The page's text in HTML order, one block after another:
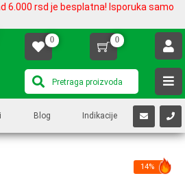
6.000 rsd je besplatna! Isporuka samo
0 0
Blog Indikacije
14%